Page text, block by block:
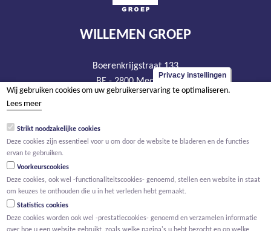
WILLEMEN GROEP
Boerenkrijgstraat 133
BE - 2800 Mechelen
tel +32 15 569 965
BTW BE 0466.256.432
Privacy instellingen
Wij gebruiken cookies om uw gebruikerservaring te optimaliseren.
Lees meer
Strikt noodzakelijke cookies
Deze cookies zijn essentieel voor u om door de website te bladeren en de functies
ervan te gebruiken.
Voorkeurscookies
Deze cookies, ook wel -functionaliteitscookies- genoemd, stellen een website in staat
om keuzes te onthouden die u in het verleden hebt gemaakt.
Statistics cookies
Deze cookies worden ook wel -prestatiecookies- genoemd en verzamelen informatie